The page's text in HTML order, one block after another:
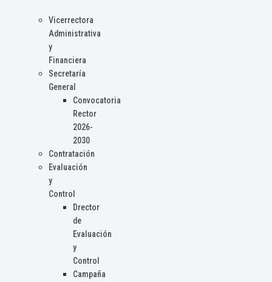
Vicerrectora
Administrativa
y
Financiera
Secretaría
General
Convocatoria
Rector
2026-
2030
Contratación
Evaluación
y
Control
Drector
de
Evaluación
y
Control
Campaña